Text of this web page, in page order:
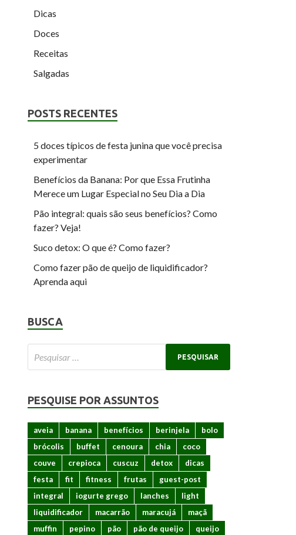
Dicas
Doces
Receitas
Salgadas
POSTS RECENTES
5 doces típicos de festa junina que você precisa
experimentar
Benefícios da Banana: Por que Essa Frutinha
Merece um Lugar Especial no Seu Dia a Dia
Pão integral: quais são seus benefícios? Como
fazer? Veja!
Suco detox: O que é? Como fazer?
Como fazer pão de queijo de liquidificador?
Aprenda aqui
BUSCA
PESQUISE POR ASSUNTOS
aveia banana benefícios berinjela
bolo
brócolis
buffet cenoura chia
coco
couve
crepioca cuscuz detox
dicas
festa
fit fitness frutas
guest-post
integral
iogurte grego lanches
light
liquidificador
macarrão maracujá
maçã
muffin
pepino pão pão de queijo
queijo